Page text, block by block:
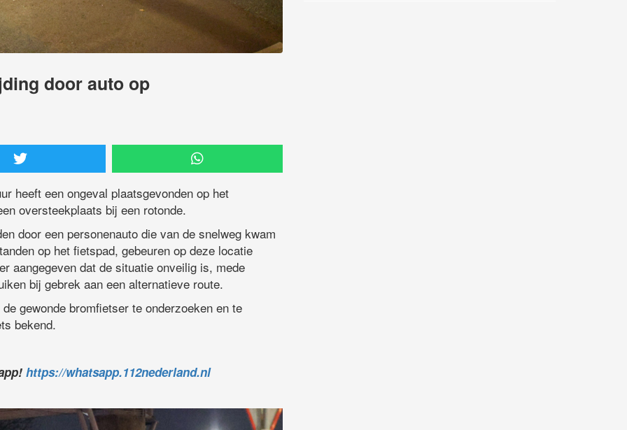
door auto op
heeft een ongeval plaatsgevonden op het
oversteekplaats bij een rotonde.
door een personenauto die van de snelweg kwam
op het fietspad, gebeuren op deze locatie
aangegeven dat de situatie onveilig is, mede
bij gebrek aan een alternatieve route.
gewonde bromfietser te onderzoeken en te
bekend.
https://whatsapp.112nederland.nl